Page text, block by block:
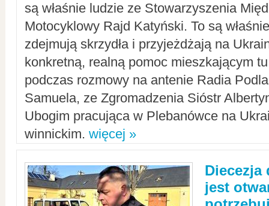
są właśnie ludzie ze Stowarzyszenia
Motocyklowy Rajd Katyński. To są
zdejmują skrzydła i przyjeżdżają na
konkretną, realną pomoc mieszkającym
podczas rozmowy na antenie Radia
Samuela, ze Zgromadzenia Sióstr
Ubogim pracująca w Plebanówce na
winnickim. więcej »
Diecezja
jest